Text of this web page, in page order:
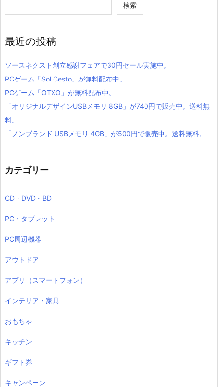
検索
最近の投稿
ソースネクスト創立感謝フェアで30円セール実施中。
PCゲーム「Sol Cesto」が無料配布中。
PCゲーム「OTXO」が無料配布中。
「オリジナルデザインUSBメモリ 8GB」が740円で販売中。送料無
料。
「ノンブランド USBメモリ 4GB」が500円で販売中。送料無料。
カテゴリー
CD・DVD・BD
PC・タブレット
PC周辺機器
アウトドア
アプリ（スマートフォン）
インテリア・家具
おもちゃ
キッチン
ギフト券
キャンペーン